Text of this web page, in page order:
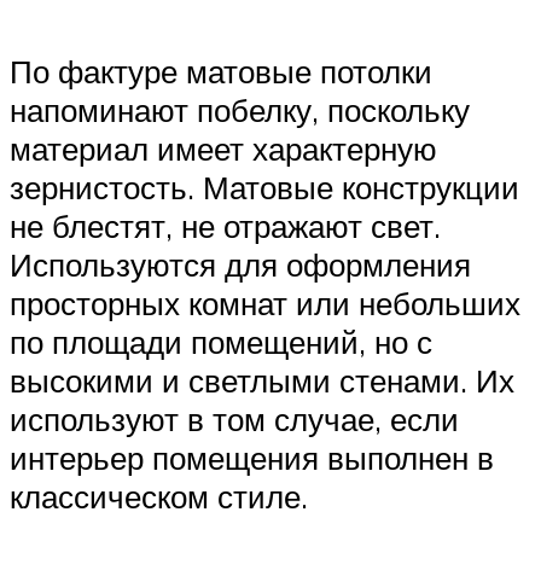
По фактуре матовые потолки
напоминают побелку, поскольку
материал имеет характерную
зернистость. Матовые конструкции
не блестят, не отражают свет.
Используются для оформления
просторных комнат или небольших
по площади помещений, но с
высокими и светлыми стенами. Их
используют в том случае, если
интерьер помещения выполнен в
классическом стиле.